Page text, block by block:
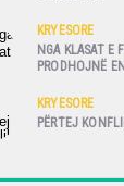
KRYESORE
NGA KLASAT E
PRODHOJNË
KRYESORE
PËRTEJ